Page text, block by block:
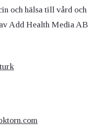
och hälsa till vård och
Add Health Media AB